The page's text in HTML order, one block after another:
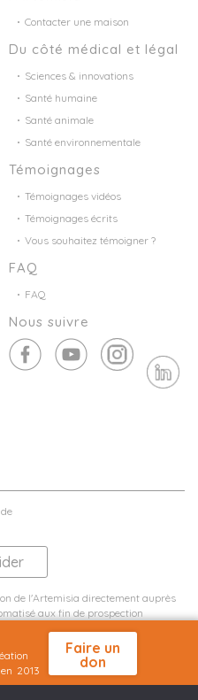
Contacter une maison
Du côté médical et légal
Sciences & innovations
Santé humaine
Santé animale
Santé environnementale
Témoignages
Témoignages vidéos
Témoignages écrits
Vous souhaitez témoigner ?
FAQ
FAQ
Nous suivre
de l'Artemisia directement auprès
aux fin de prospection
2013
Faire un
don